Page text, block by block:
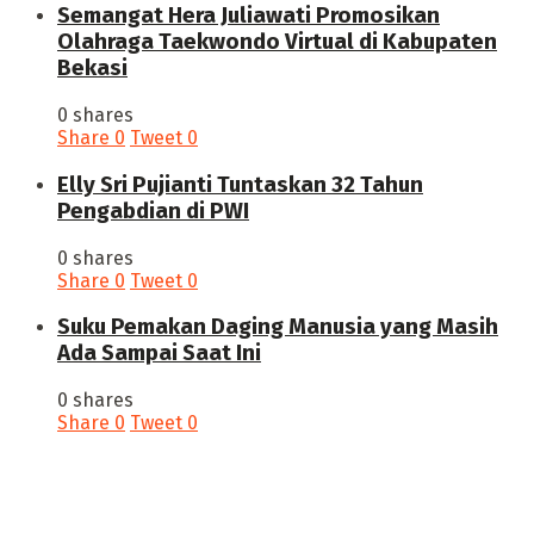
Semangat Hera Juliawati Promosikan
Olahraga Taekwondo Virtual di Kabupaten
Bekasi
0 shares
Share 0 Tweet 0
Elly Sri Pujianti Tuntaskan 32 Tahun
Pengabdian di PWI
0 shares
Share 0 Tweet 0
‎Suku Pemakan Daging Manusia yang Masih
Ada Sampai Saat Ini
0 shares
Share 0 Tweet 0